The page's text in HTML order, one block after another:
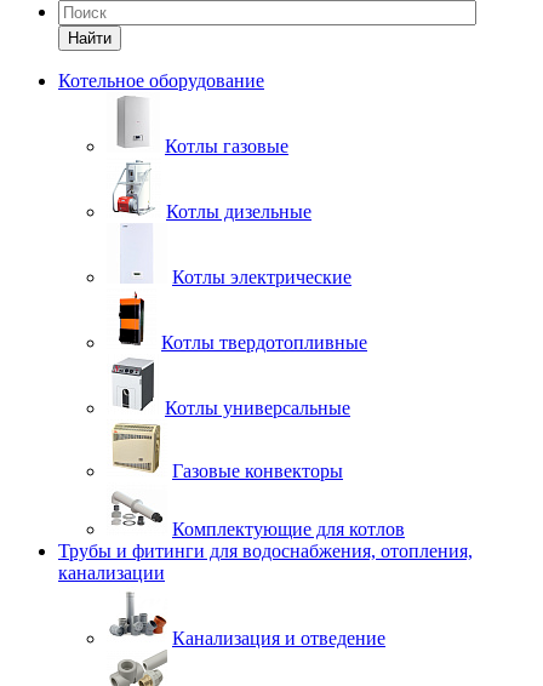
Найти
Котельное оборудование
Котлы газовые
Котлы дизельные
Котлы электрические
Котлы твердотопливные
Котлы универсальные
Газовые конвекторы
Комплектующие для котлов
Трубы и фитинги для водоснабжения, отопления,
канализации
Канализация и отведение